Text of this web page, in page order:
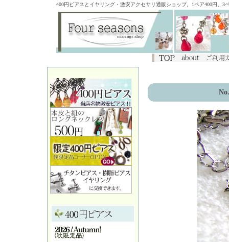
400円ピアスとイヤリング・激安アクセサリ通販ショップ。1ペア400円、